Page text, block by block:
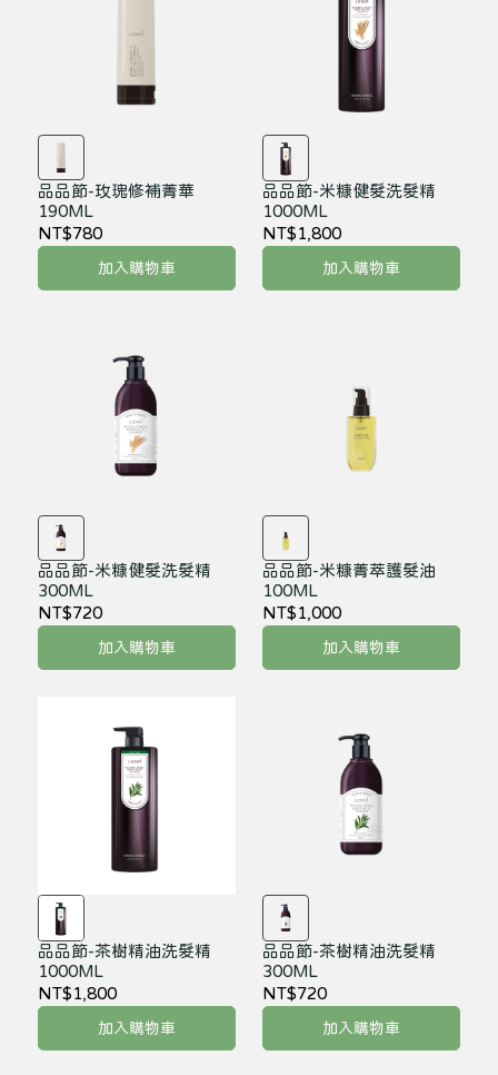
品品節-玫瑰修補菁華
190ML
NT$780
加入購物車
品品節-米糠健髮洗髮精
1000ML
NT$1,800
加入購物車
品品節-米糠健髮洗髮精
300ML
NT$720
加入購物車
品品節-米糠菁萃護髮油
100ML
NT$1,000
加入購物車
品品節-茶樹精油洗髮精
1000ML
NT$1,800
加入購物車
品品節-茶樹精油洗髮精
300ML
NT$720
加入購物車